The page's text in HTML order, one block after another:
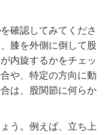
を確認してみてくださ
膝を外側に倒して股
内旋するかをチェッ
や、特定の方向に動
は、股関節に何らか
う。例えば、立ち上